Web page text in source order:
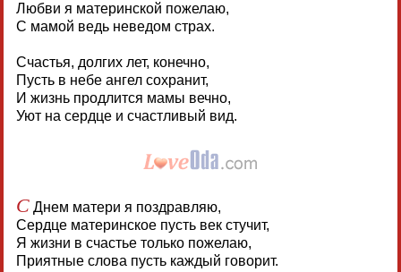
Любви я материнской пожелаю,
С мамой ведь неведом страх.
Счастья, долгих лет, конечно,
Пусть в небе ангел сохранит,
И жизнь продлится мамы вечно,
Уют на сердце и счастливый вид.
СДнем матери я поздравляю,
Сердце материнское пусть век стучит,
Я жизни в счастье только пожелаю,
Приятные слова пусть каждый говорит.